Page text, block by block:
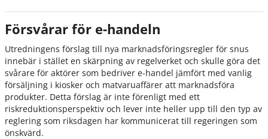
Försvårar för e-handeln
Utredningens förslag till nya marknadsföringsregler för snus
innebär i stället en skärpning av regelverket och skulle göra det
svårare för aktörer som bedriver e-handel jämfört med vanlig
försäljning i kiosker och matvaruaffärer att marknadsföra
produkter. Detta förslag är inte förenligt med ett
riskreduktionsperspektiv och lever inte heller upp till den typ av
reglering som riksdagen har kommunicerat till regeringen som
önskvärd.